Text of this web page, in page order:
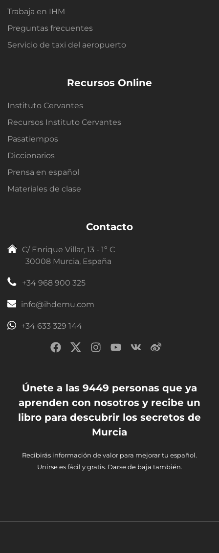
Trabaja en IHM
Preguntas frecuentes
Servicio de taxi del aeropuerto
Recursos Online
Instituto Cervantes
Recursos Instituto Cervantes
Pasatiempos
Diccionarios
Prensa en español
Materiales de clase
Contacto
C/ Enrique Villar, 13 - 1º C
30008 Murcia, España
+34 968 900 325
info@ihdemu.com
+34 633 329 144
Únete a las 9449 personas que ya
aprenden con nosotros y recibe un
libro para descubrir los secretos de
Murcia
Recibirás información de valor para mejorar tu español.
Unirse es fácil y gratis. Darse de baja también.